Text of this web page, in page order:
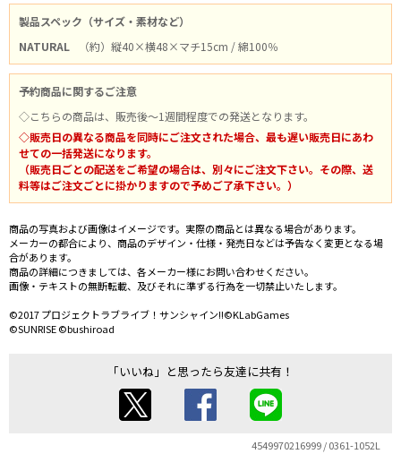
製品スペック（サイズ・素材など）
NATURAL
（約）縦40×横48×マチ15cm / 綿100％
予約商品に関するご注意
◇こちらの商品は、販売後～1週間程度での発送となります。
◇販売日の異なる商品を同時にご注文された場合、最も遅い販売日にあわ
せての一括発送になります。
（販売日ごとの配送をご希望の場合は、別々にご注文下さい。その際、送
料等はご注文ごとに掛かりますので予めご了承下さい。）
商品の写真および画像はイメージです。実際の商品とは異なる場合があります。
メーカーの都合により、商品のデザイン・仕様・発売日などは予告なく変更となる場
合があります。
商品の詳細につきましては、各メーカー様にお問い合わせください。
画像・テキストの無断転載、及びそれに準ずる行為を一切禁止いたします。
©2017 プロジェクトラブライブ！サンシャイン!!©KLabGames
©SUNRISE ©bushiroad
「いいね」と思ったら友達に共有！
4549970216999 / 0361-1052L